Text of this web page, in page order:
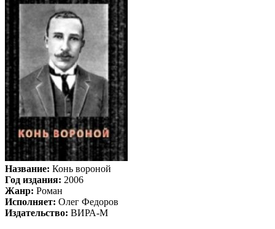
Название: Конь вороной
Год издания: 2006
Жанр: Роман
Исполняет: Олег Федоров
Издательство: ВИРА-М